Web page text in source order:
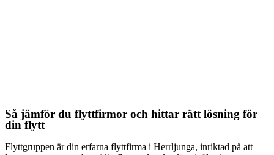
Så jämför du flyttfirmor och hittar rätt lösning för
din flytt
Flyttgruppen är din erfarna flyttfirma i Herrljunga, inriktad på att